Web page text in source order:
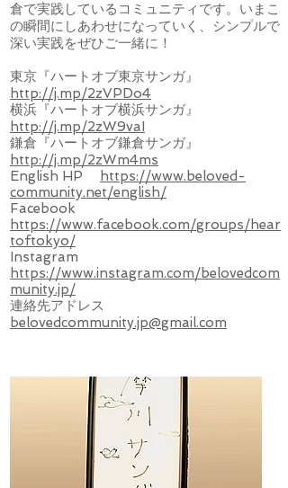
倉で実践しているコミュニティです。いまこ
の瞬間にしあわせになっていく、シンプルで
深い実践をぜひご一緒に！
東京『ハートオブ東京サンガ』
http://j.mp/2zVPDo4
横浜『ハートオブ横浜サンガ』
http://j.mp/2zW9vaI
鎌倉『ハートオブ鎌倉サンガ』
http://j.mp/2zWm4ms
English HP
https://www.beloved-
community.net/english/
Facebook
https://www.facebook.com/groups/hear
toftokyo/
Instagram
https://www.instagram.com/belovedcom
munity.jp/
連絡先アドレス
belovedcommunity.jp@gmail.com